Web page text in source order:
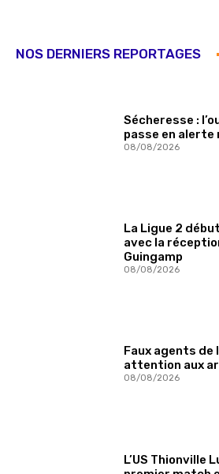
NOS DERNIERS REPORTAGES
Sécheresse :
passe en
08/08/2026
La Ligue 2
avec la
Guingamp
08/08/2026
Faux agents de
attention aux
08/08/2026
L’US Thionville